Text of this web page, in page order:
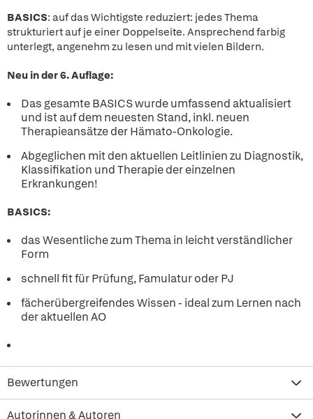
BASICS: auf das Wichtigste reduziert: jedes Thema
strukturiert auf je einer Doppelseite. Ansprechend farbig
unterlegt, angenehm zu lesen und mit vielen Bildern.
Neu in der 6. Auflage:
Das gesamte BASICS wurde umfassend aktualisiert
und ist auf dem neuesten Stand, inkl. neuen
Therapieansätze der Hämato-Onkologie.
Abgeglichen mit den aktuellen Leitlinien zu Diagnostik,
Klassifikation und Therapie der einzelnen
Erkrankungen!
BASICS:
das Wesentliche zum Thema in leicht verständlicher
Form
schnell fit für Prüfung, Famulatur oder PJ
fächerübergreifendes Wissen - ideal zum Lernen nach
der aktuellen AO
Bewertungen
Autorinnen & Autoren